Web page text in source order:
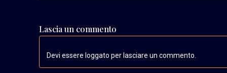
Lascia un commento
Devi essere loggato per lasciare un commento.